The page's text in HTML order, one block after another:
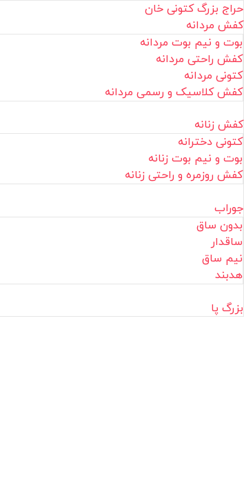
حراج بزرگ کتونی خان
کفش مردانه
بوت و نیم بوت مردانه
کفش راحتی مردانه
کتونی مردانه
کفش کلاسیک و رسمی مردانه
کفش زنانه
کتونی دخترانه
بوت و نیم بوت زنانه
کفش روزمره و راحتی زنانه
جوراب
بدون ساق
ساقدار
نیم ساق
هدبند
بزرگ پا